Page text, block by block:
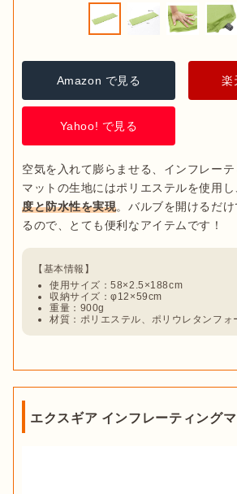
Amazon で見る 楽
Yahoo! で見る
空気を入れて膨らませる、インフレーテ
マットの生地にはポリエステルを使用
度と防水性を実現。バルブを開けるだ
使用サイズ：58×2.5×188cm
収納サイズ：φ12×59cm
重量：900g
材質：ポリエステル、ポリウレタンフォ
エクスギア インフレーティングマ